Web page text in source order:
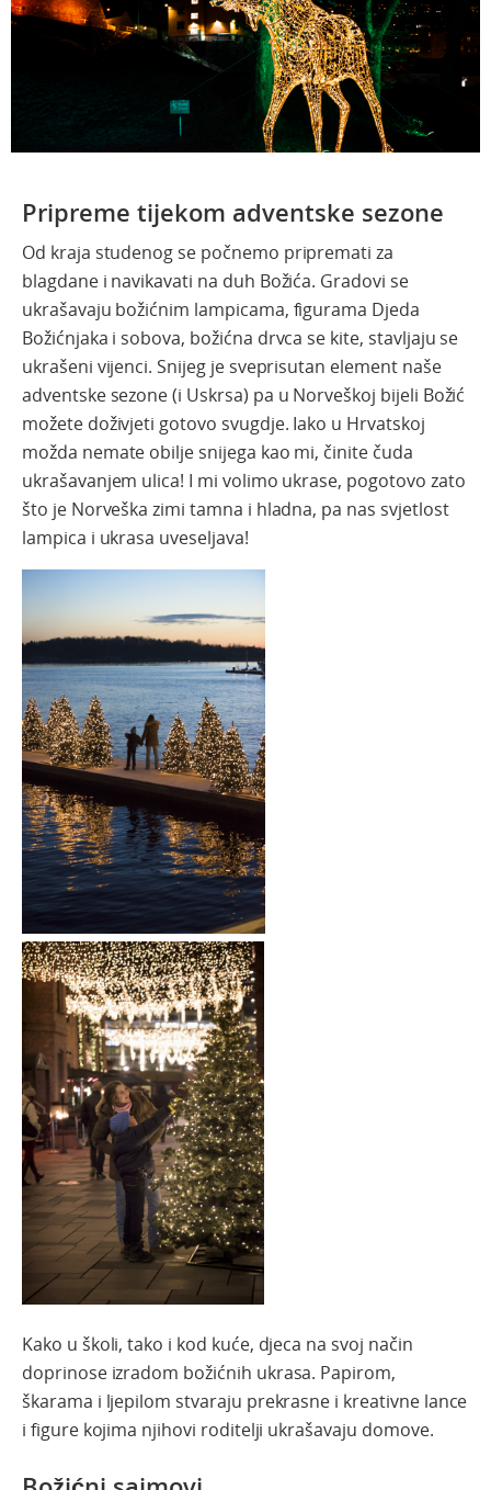
Pripreme tijekom adventske sezone
Od kraja studenog se počnemo pripremati za
blagdane i navikavati na duh Božića. Gradovi se
ukrašavaju božićnim lampicama, figurama Djeda
Božićnjaka i sobova, božićna drvca se kite, stavljaju se
ukrašeni vijenci. Snijeg je sveprisutan element naše
adventske sezone (i Uskrsa) pa u Norveškoj bijeli Božić
možete doživjeti gotovo svugdje. Iako u Hrvatskoj
možda nemate obilje snijega kao mi, činite čuda
ukrašavanjem ulica! I mi volimo ukrase, pogotovo zato
što je Norveška zimi tamna i hladna, pa nas svjetlost
lampica i ukrasa uveseljava!
Kako u školi,tako i kod kuće, djeca na svoj način
doprinose izradom božićnih ukrasa. Papirom,
škarama i ljepilom stvaraju prekrasne i kreativnelance
i figure kojima njihovi roditelji ukrašavaju domove.